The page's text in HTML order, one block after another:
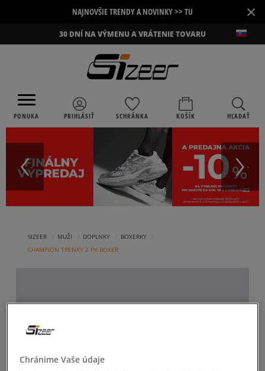
NAJNOVŠIE TRENDY A NOVINKY >> TU ×
30 DNÍ NA VÝMENU A VRÁTENIE TOVARU
PONUKA PRIHLÁSIŤ SCHRÁNKA KOŠÍK HĽADAŤ
SIZEER MUŽI DOPLNKY BOXERKY
CHAMPION TRENKY 2 PK BOXER
Chránime Vaše údaje